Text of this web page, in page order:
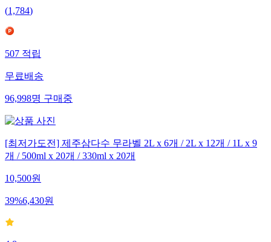
(1,784)
507적립
무료배송
96,998명구매중
[최저가도전] 제주삼다수 무라벨 2L x 6개 / 2L x 12개 / 1L x 9
개 / 500ml x 20개 / 330ml x 20개
10,500원
39%6,430원